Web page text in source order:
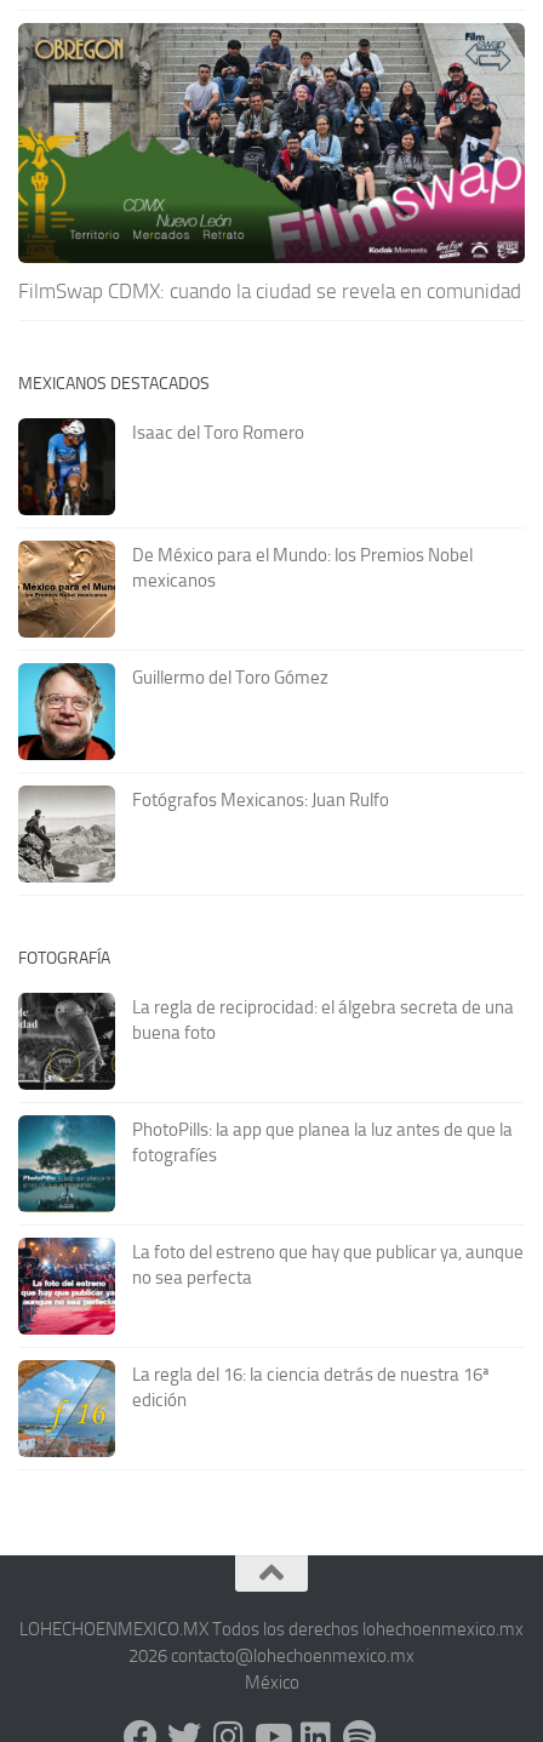
FilmSwap CDMX: cuando la ciudad se revela en comunidad
MEXICANOS DESTACADOS
Isaac del Toro Romero
De México para el Mundo: los Premios Nobel
mexicanos
Guillermo del Toro Gómez
Fotógrafos Mexicanos: Juan Rulfo
FOTOGRAFÍA
La regla de reciprocidad: el álgebra secreta de una
buena foto
PhotoPills: la app que planea la luz antes de que la
fotografíes
La foto del estreno que hay que publicar ya, aunque
no sea perfecta
La regla del 16: la ciencia detrás de nuestra 16ª
edición
LOHECHOENMEXICO.MX Todos los derechos lohechoenmexico.mx
2026 contacto@lohechoenmexico.mx
México